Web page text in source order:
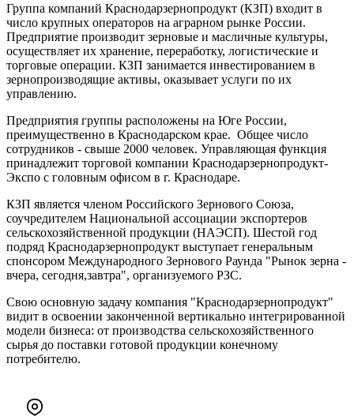
Группа компаний Краснодарзернопродукт (КЗП) входит в
число крупных операторов на аграрном рынке России.
Предприятие производит зерновые и масличные культуры,
осуществляет их хранение, переработку, логистические и
торговые операции. КЗП занимается инвестированием в
зернопроизводящие активы, оказывает услуги по их
управлению.
Предприятия группы расположены на Юге России,
преимущественно в Краснодарском крае. Общее число
сотрудников - свыше 2000 человек. Управляющая функция
принадлежит торговой компании Краснодарзернопродукт-
Экспо с головным офисом в г. Краснодаре.
КЗП является членом Российского Зернового Союза,
соучредителем Национальной ассоциации экспортеров
сельскохозяйственной продукции (НАЭСП). Шестой год
подряд Краснодарзернопродукт выступает генеральным
спонсором Международного Зернового Раунда "Рынок зерна -
вчера, сегодня,завтра", организуемого РЗС.
Свою основную задачу компания "Краснодарзернопродукт"
видит в освоении законченной вертикально интегрированной
модели бизнеса: от производства сельскохозяйственного
сырья до поставки готовой продукции конечному
потребителю.